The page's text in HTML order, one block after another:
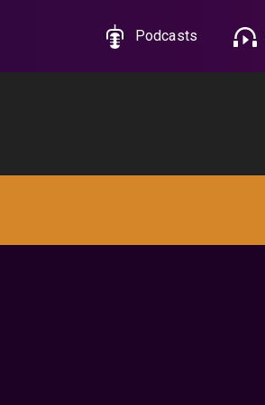
Podcasts